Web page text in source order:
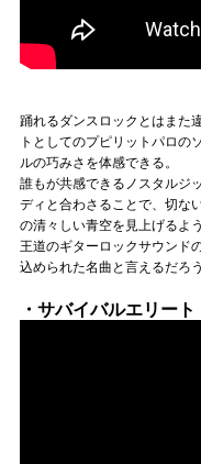
踊れるダンスロックとはまた
トとしてのプピリットパロの
ルの巧みさを体感できる。
誰もが共感できるノスタルジ
ディと合わさることで、切な
の清々しい青空を見上げるよ
王道のギターロックサウンド
込められた名曲と言えるだろう
・サバイバルエリート